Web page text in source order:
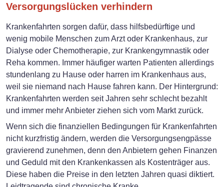
Versorgungslücken verhindern
Krankenfahrten sorgen dafür, dass hilfsbedürftige und
wenig mobile Menschen zum Arzt oder Krankenhaus, zur
Dialyse oder Chemotherapie, zur Kranken­gymnastik oder
Reha kommen. Immer häufiger warten Patienten allerdings
stundenlang zu Hause oder harren im Krankenhaus aus,
weil sie niemand nach Hause fahren kann. Der Hintergrund:
Krankenfahrten werden seit Jahren sehr schlecht bezahlt
und immer mehr Anbieter ziehen sich vom Markt zurück.
Wenn sich die finanziellen Bedingungen für Krankenfahrten
nicht kurzfristig ändern, werden die Versorgungsengpässe
gravierend zunehmen, denn den Anbietern gehen Finanzen
und Geduld mit den Krankenkassen als Kostenträger aus.
Diese haben die Preise in den letzten Jahren quasi diktiert.